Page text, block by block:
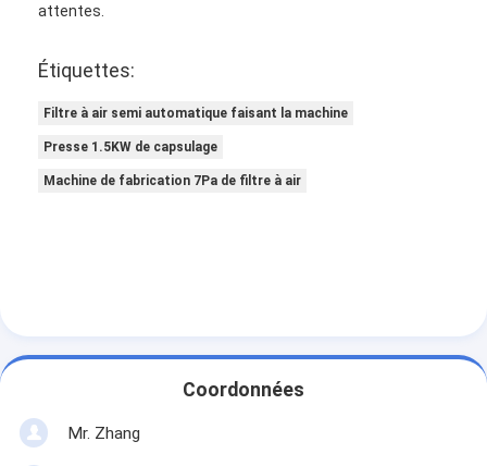
attentes.
Étiquettes:
Filtre à air semi automatique faisant la machine
Presse 1.5KW de capsulage
Machine de fabrication 7Pa de filtre à air
Coordonnées
Mr. Zhang